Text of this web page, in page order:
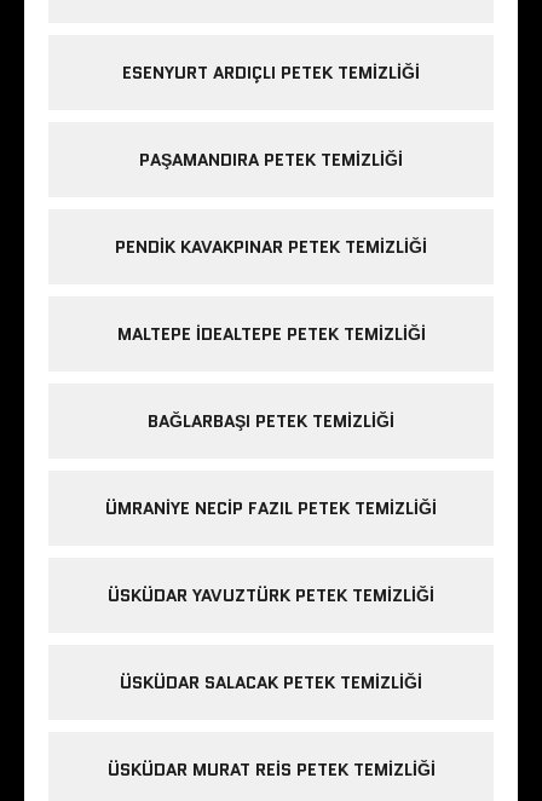
ESENYURT ARDIÇLI PETEK TEMIZLIĞI
PAŞAMANDIRA PETEK TEMIZLIĞI
PENDIK KAVAKPINAR PETEK TEMIZLIĞI
MALTEPE IDEALTEPE PETEK TEMIZLIĞI
BAĞLARBAŞI PETEK TEMIZLIĞI
ÜMRANIYE NECIP FAZIL PETEK TEMIZLIĞI
ÜSKÜDAR YAVUZTÜRK PETEK TEMIZLIĞI
ÜSKÜDAR SALACAK PETEK TEMIZLIĞI
ÜSKÜDAR MURAT REIS PETEK TEMIZLIĞI